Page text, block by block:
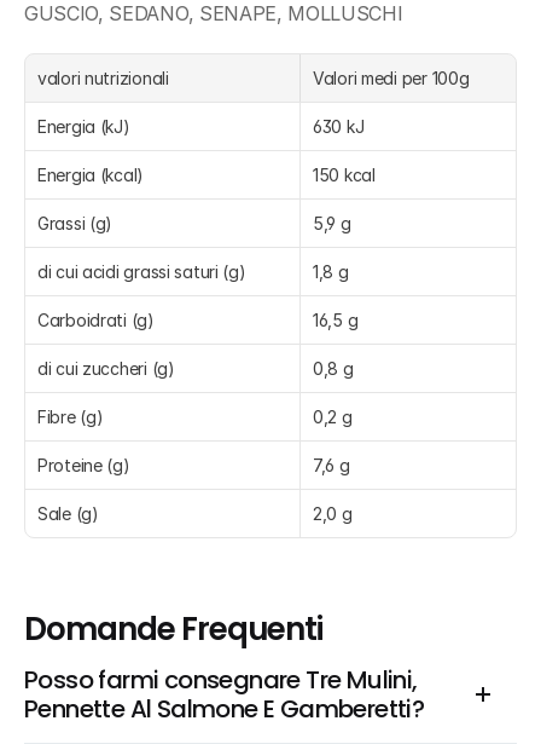
GUSCIO, SEDANO, SENAPE, MOLLUSCHI
valori nutrizionali Valori medi per 100g
Energia (kJ) 630 kJ
Energia (kcal) 150 kcal
Grassi (g) 5,9 g
di cui acidi grassi saturi (g) 1,8 g
Carboidrati (g) 16,5 g
di cui zuccheri (g) 0,8 g
Fibre (g) 0,2 g
Proteine (g) 7,6 g
Sale (g) 2,0 g
Domande Frequenti
Posso farmi consegnare Tre Mulini,
Pennette Al Salmone E Gamberetti?